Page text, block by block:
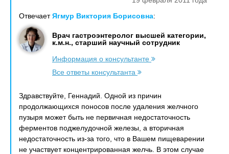
ОтвечаетЯгмур Виктория Борисовна:
Врач гастроэнтеролог высшей категории,
к.м.н., старший научный сотрудник
Информация о консультанте
Все ответы консультанта
Здравствуйте, Геннадий. Одной из причин
продолжающихся поносов после удаления желчного
пузыря может быть не первичная недостаточность
ферментов поджелудочной железы, а вторичная
недостаточность из-за того, что в Вашем пищеварении
не участвует концентрированная желчь. В этом случае